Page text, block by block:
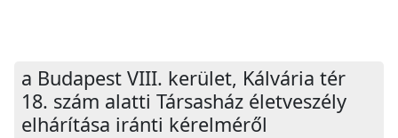
a Budapest VIII. kerület, Kálvária tér
18. szám alatti Társasház életveszély
elhárítása iránti kérelméről